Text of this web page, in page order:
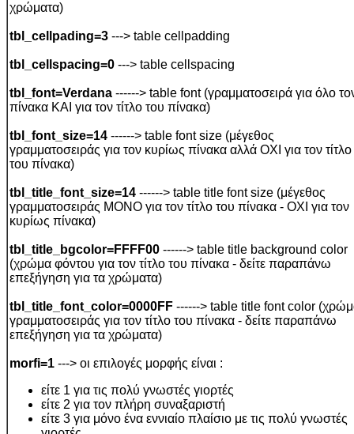
χρώματα)
tbl_cellpading=3 ---> table cellpadding
tbl_cellspacing=0 ---> table cellspacing
tbl_font=Verdana ------> table font (γραμματοσειρά για όλο
πίνακα ΚΑΙ για τον τίτλο του πίνακα)
tbl_font_size=14 ------> table font size (μέγεθος
γραμματοσειράς για τον κυρίως πίνακα αλλά ΟΧΙ για τον τίτλο
του πίνακα)
tbl_title_font_size=14 ------> table title font size (μέγεθος
γραμματοσειράς MONO για τον τίτλο του πίνακα - ΟΧΙ για τον
κυρίως πίνακα)
tbl_title_bgcolor=FFFF00 ------> table title background color
(χρώμα φόντου για τον τίτλο του πίνακα - δείτε παραπάνω
επεξήγηση για τα χρώματα)
tbl_title_font_color=0000FF ------> table title font color
γραμματοσειράς για τον τίτλο του πίνακα - δείτε παραπάνω
επεξήγηση για τα χρώματα)
morfi=1 ---> οι επιλογές μορφής είναι :
είτε 1 για τις πολύ γνωστές γιορτές
είτε 2 για τον πλήρη συναξαριστή
είτε 3 για μόνο ένα εννιαίο πλαίσιο με τις πολύ γνωστές